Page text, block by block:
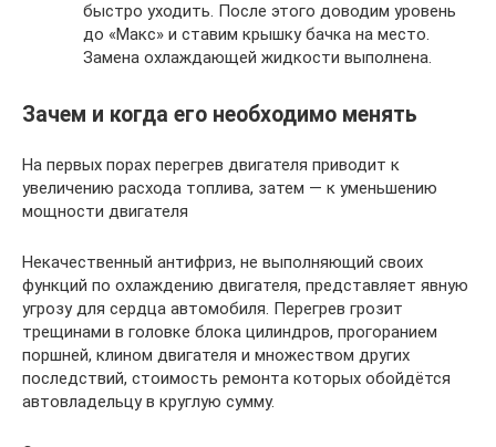
быстро уходить. После этого доводим уровень
до «Макс» и ставим крышку бачка на место.
Замена охлаждающей жидкости выполнена.
Зачем и когда его необходимо менять
На первых порах перегрев двигателя приводит к
увеличению расхода топлива, затем — к уменьшению
мощности двигателя
Некачественный антифриз, не выполняющий своих
функций по охлаждению двигателя, представляет явную
угрозу для сердца автомобиля. Перегрев грозит
трещинами в головке блока цилиндров, прогоранием
поршней, клином двигателя и множеством других
последствий, стоимость ремонта которых обойдётся
автовладельцу в круглую сумму.